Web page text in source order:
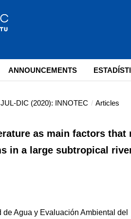
ANNOUNCEMENTS
DIC (2020): INNOTEC / Articles
as main factors that
in a large subtropical
Agua y Evaluación Ambiental del